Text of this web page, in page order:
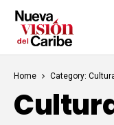
Home Category: